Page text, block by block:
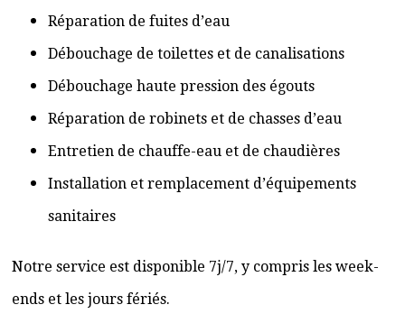
Réparation de fuites d’eau
Débouchage de toilettes et de canalisations
Débouchage haute pression des égouts
Réparation de robinets et de chasses d’eau
Entretien de chauffe-eau et de chaudières
Installation et remplacement d’équipements
sanitaires
Notre service est disponible 7j/7, y compris les week-
ends et les jours fériés.